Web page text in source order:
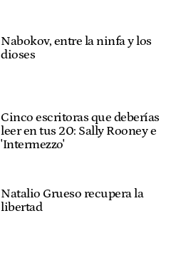
Nabokov, entre la ninfa y los
dioses
Cinco escritoras que deberías
leer en tus 20: Sally Rooney e
'Intermezzo'
Natalio Grueso recupera la
libertad